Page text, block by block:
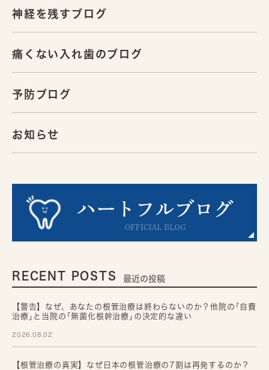
神経を残すブログ
痛くない入れ歯のブログ
予防ブログ
お知らせ
RECENT POSTS 最近の投稿
【警告】なぜ、あなたの根管治療は終わらないのか？他院の｢自費
治療｣と当院の｢無菌化根幹治療｣の決定的な違い
2026.08.02
【根管治療の真実】なぜ日本の根管治療の7割は再発するのか？